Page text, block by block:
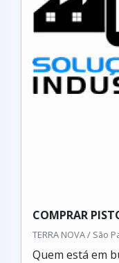
COMPRAR
TERRA NOVA / São
Quem está em